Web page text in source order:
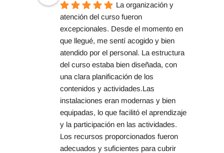
La organización y
atención del curso fueron
excepcionales. Desde el momento en
que llegué, me sentí acogido y bien
atendido por el personal. La estructura
del curso estaba bien diseñada, con
una clara planificación de los
contenidos y actividades.Las
instalaciones eran modernas y bien
equipadas, lo que facilitó el aprendizaje
y la participación en las actividades.
Los recursos proporcionados fueron
adecuados y suficientes para cubrir